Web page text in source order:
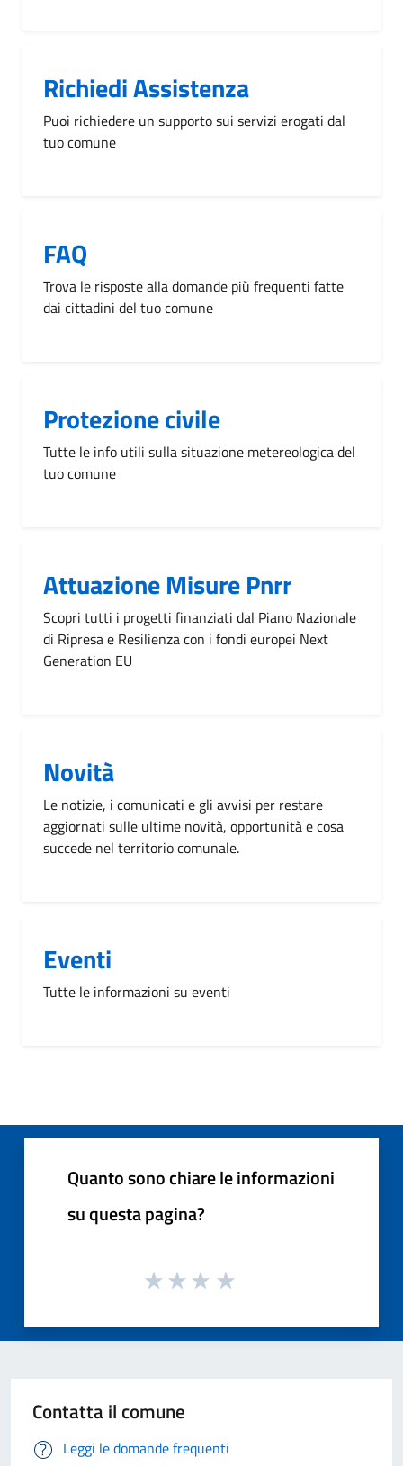
Richiedi Assistenza
Puoi richiedere un supporto sui servizi erogati dal
tuo comune
FAQ
Trova le risposte alla domande più frequenti fatte
dai cittadini del tuo comune
Protezione civile
Tutte le info utili sulla situazione metereologica del
tuo comune
Attuazione Misure Pnrr
Scopri tutti i progetti finanziati dal Piano Nazionale
di Ripresa e Resilienza con i fondi europei Next
Generation EU
Novità
Le notizie, i comunicati e gli avvisi per restare
aggiornati sulle ultime novità, opportunità e cosa
succede nel territorio comunale.
Eventi
Tutte le informazioni su eventi
Quanto sono chiare le informazioni
su questa pagina?
Contatta il comune
Leggi le domande frequenti